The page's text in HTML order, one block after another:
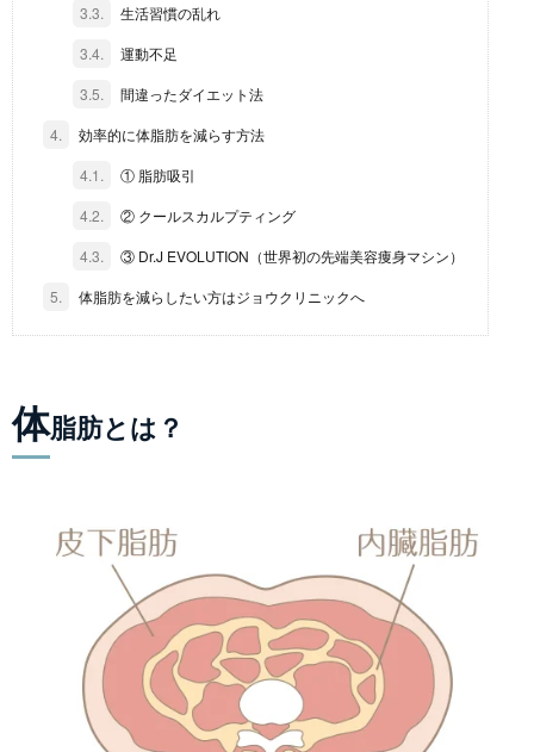
3.3.
生活習慣の乱れ
3.4.
運動不足
3.5.
間違ったダイエット法
4.
効率的に体脂肪を減らす方法
4.1.
① 脂肪吸引
4.2.
② クールスカルプティング
4.3.
③ Dr.J EVOLUTION（世界初の先端美容痩身マシン）
5.
体脂肪を減らしたい方はジョウクリニックへ
体脂肪とは？